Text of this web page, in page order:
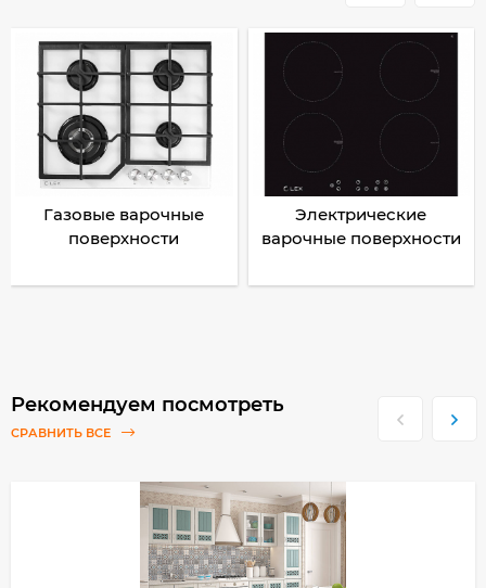
Газовые варочные
поверхности
Электрические
варочные поверхности
Рекомендуем посмотреть
СРАВНИТЬ ВСЕ